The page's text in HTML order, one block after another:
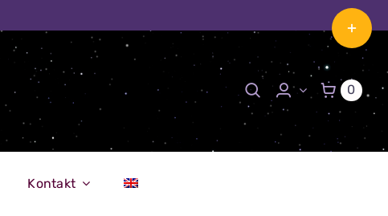
0
Kontakt
Toggle
Sliding
Bar
Area